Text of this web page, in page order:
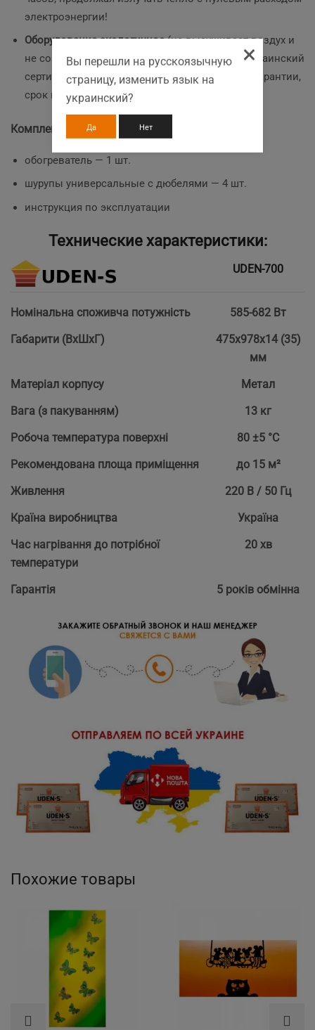
электроэнергии!
Оборудование экологичное(не высушивает воздух и
не создаёт циркуляции пыли), безопасное
(украинский
сертификат и СЕ), надежное (5 лет обменной гарантии,
срок непрерывной эксплуатации — 25 лет).
Комплектация
обогреватель — 1 шт.
шурупы универсальные с дюбелями — 4 шт.
инструкция по эксплуатации
Технические характеристики:
UDEN-700
Номінальна споживча потужність
585-682 Вт
Габарити (ВхШхГ)
475х978х14 (35)
мм
Матеріал корпусу
Метал
Вага (з пакуванням)
13 кг
Робоча температура поверхні
80 ±5 °С
Рекомендована площа приміщення
до 15 м²
Живлення
220 В / 50 Гц
Країна виробництва
Україна
Час нагрівання до потрібної
температури
20 хв
Гарантія 5 років обмінна
Похожие товары
×
Вы перешли на русскоязычную
страницу, изменить язык на
украинский?
Да Нет